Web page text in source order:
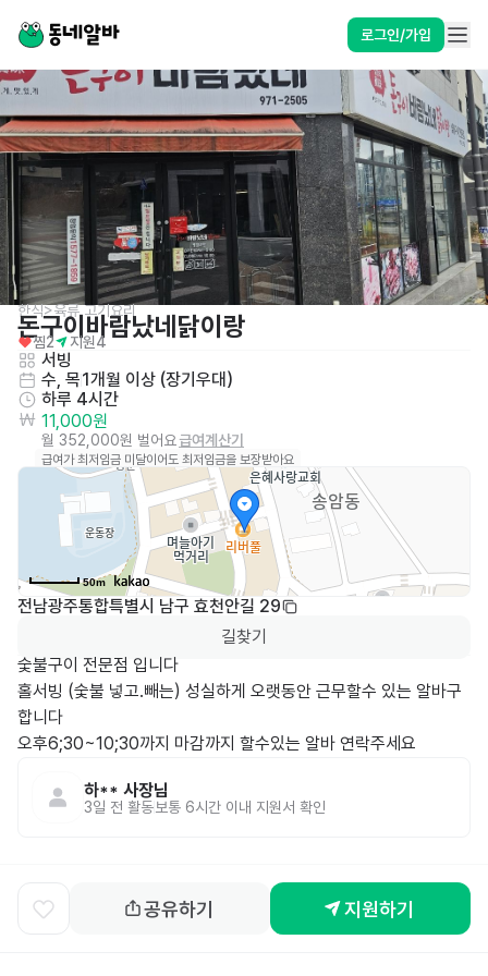
로그인/가입
한식>육류,고기요리
돈구이바람났네닭이랑
찜2 지원4
서빙
수, 목1개월 이상 (장기우대)
하루 4시간
11,000원
월 352,000원 벌어요급여계산기
급여가 최저임금 미달이어도 최저임금을 보장받아요
50m
전남광주통합특별시 남구 효천안길 29
길찾기
숯불구이 전문점 입니다
홀서빙 (숯불 넣고.빼는) 성실하게 오랫동안 근무할수 있는 알바구
합니다
오후6;30~10;30까지 마감까지 할수있는 알바 연락주세요
하** 사장님
3일 전 활동보통 6시간 이내 지원서 확인
공유하기 지원하기